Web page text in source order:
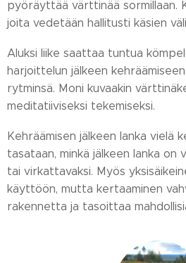
pyöräyttää värttinää sormillaan.
joita vedetään hallitusti käsien
Aluksi liike saattaa tuntua
harjoittelun jälkeen
rytminsä. Moni kuvaakin
meditatiiviseksi tekemiseksi.
Kehräämisen jälkeen lanka vielä
tasataan, minkä jälkeen lanka on
tai virkattavaksi. Myös
käyttöön, mutta kertaaminen
rakennetta ja tasoittaa